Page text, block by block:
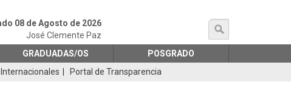
búsqueda
08 de Agosto de 2026
José Clemente Paz
GRADUADAS/OS
POSGRADO
Internacionales Portal de Transparencia